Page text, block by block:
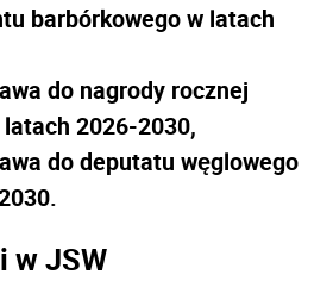
barbórkowego w latach
do nagrody rocznej
2026-2030,
do deputatu węglowego
w JSW